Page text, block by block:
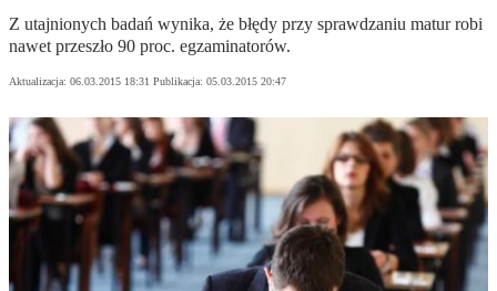
Z utajnionych badań wynika, że błędy przy sprawdzaniu matur robi
nawet przeszło 90 proc. egzaminatorów.
Aktualizacja: 06.03.2015 18:31 Publikacja: 05.03.2015 20:47